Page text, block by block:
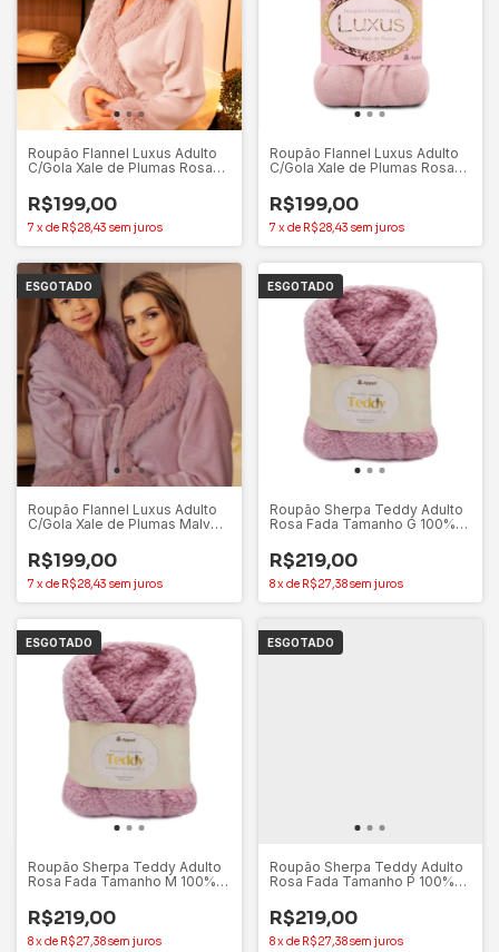
Roupão Flannel Luxus Adulto
C/Gola Xale de Plumas Rosa
R$199,00
7 x de R$28,43 sem juros
Roupão Flannel Luxus Adulto
C/Gola Xale de Plumas Rosa
R$199,00
7 x de R$28,43 sem juros
ESGOTADO
Roupão Flannel Luxus Adulto
C/Gola Xale de Plumas Malve
R$199,00
7 xde R$28,43 sem juros
ESGOTADO
Roupão Sherpa Teddy Adulto
Rosa Fada Tamanho G 100%
R$219,00
8xde R$27,38sem juros
ESGOTADO
Roupão Sherpa Teddy Adulto
Rosa Fada Tamanho M 100%
R$219,00
8x de R$27,38sem juros
ESGOTADO
Roupão Sherpa Teddy Adulto
Rosa Fada Tamanho P 100%
R$219,00
8x de R$27,38sem juros